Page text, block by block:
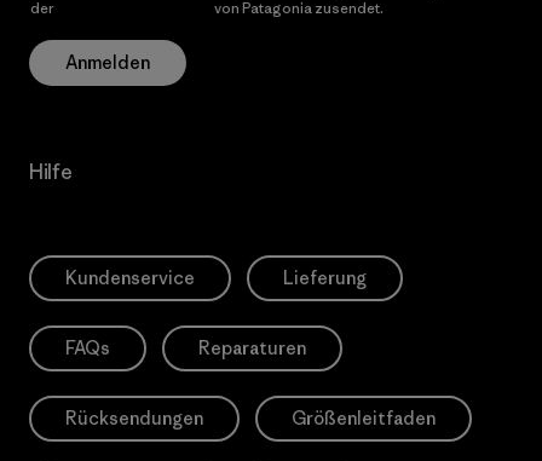
der
von Patagonia zusendet.
Anmelden
Hilfe
Kundenservice Lieferung
FAQs Reparaturen
Rücksendungen Größenleitfaden